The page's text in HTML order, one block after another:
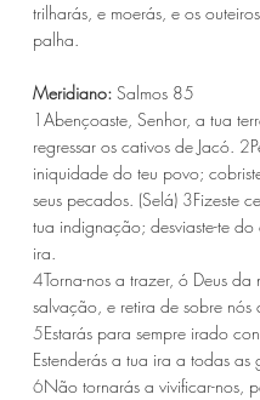
trilharás, e moerás, e os
palha.
Meridiano: Salmos 85
1 Abençoaste, Senhor, a tua
regressar os cativos de Jacó. 2
iniquidade do teu povo;
seus pecados. (Selá) 3Fizeste
tua indignação; desviaste-te
ira.
4Torna-nos a trazer, ó Deus da
salvação, e retira de sobre nós
5Estarás para sempre irado
Estenderás a tua ira a todas as
6Não tornarás a vivificar-nos,